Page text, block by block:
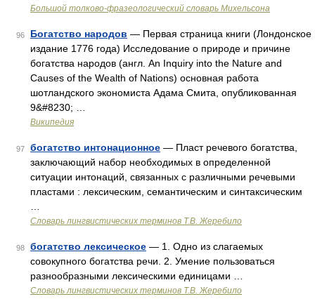
Большой толково-фразеологический словарь Михельсона
96 Богатство народов — Первая страница книги (Лондонское
издание 1776 года) Исследование о природе и причине
богатства народов (англ. An Inquiry into the Nature and
Causes of the Wealth of Nations) основная работа
шотландского экономиста Адама Смита, опубликованная
9&#8230; …
Википедия
97 богатство интонационное — Пласт речевого богатства,
заключающий набор необходимых в определенной
ситуации интонаций, связанных с различными речевыми
пластами : лексическим, семантическим и синтаксическим
Словарь лингвистических терминов Т.В. Жеребило
98 богатство лексическое — 1. Одно из слагаемых
совокупного богатства речи. 2. Умение пользоваться
разнообразными лексическими единицами …
Словарь лингвистических терминов Т.В. Жеребило